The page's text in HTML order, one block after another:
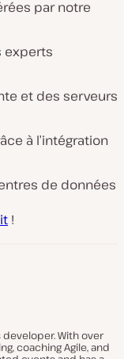
par notre
experts
et des serveurs
à l’intégration
de données
!
developer. With over
coaching Agile, and